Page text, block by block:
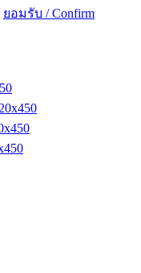
ยอมรับ / Confirm